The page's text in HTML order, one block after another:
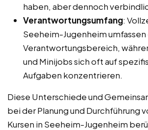
haben, aber dennoch
Verantwortungsumfang:
Seeheim-Jugenheim
Verantwortungsbereich,
und Minijobs sich oft auf
Aufgaben konzentrieren.
Diese Unterschiede und
bei der Planung und Durchführung
Kursen in Seeheim-Jugenheim